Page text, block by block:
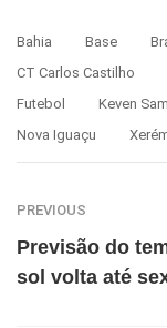
Bahia Base
CT Carlos Castilho
Futebol
Keven
Nova Iguaçu
PREVIOUS
Previsão do
sol volta até